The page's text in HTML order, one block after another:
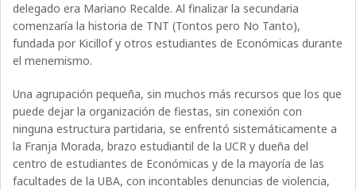
delegado era Mariano Recalde. Al finalizar la secundaria
comenzaría la historia de TNT (Tontos pero No Tanto),
fundada por Kicillof y otros estudiantes de Económicas durante
el menemismo.
Una agrupación pequeña, sin muchos más recursos que los que
puede dejar la organización de fiestas, sin conexión con
ninguna estructura partidaria, se enfrentó sistemáticamente a
la Franja Morada, brazo estudiantil de la UCR y dueña del
centro de estudiantes de Económicas y de la mayoría de las
facultades de la UBA, con incontables denuncias de violencia,